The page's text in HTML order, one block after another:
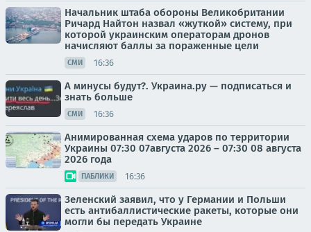
Начальник штаба обороны Великобритании
Ричард Найтон назвал «жуткой» систему, при
которой украинским операторам дронов
начисляют баллы за пораженные цели
СМИ 16:36
А минусы будут?. Украина.ру — подписаться и
знать больше
СМИ 16:36
Анимированная схема ударов по территории
Украины 07:30 07августа 2026 – 07:30 08 августа
2026 года
ПАБЛИКИ 16:36
Зеленский заявил, что у Германии и Польши
есть антибаллистические ракеты, которые они
могли бы передать Украине